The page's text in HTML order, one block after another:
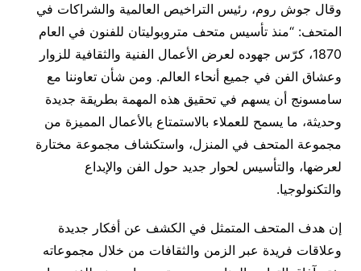
وقال جوش روم، رئيس التراخيص العالمية والشراكات في
المتحف: “منذ تأسيس متحف متروبوليتان للفنون في العام
1870، كرّس جهوده لعرض الأعمال الفنية والثقافية للزوار
وعشاق الفن في جميع أنحاء العالم. ومن شأن تعاوننا مع
سامسونج أن يسهم في تحقيق هذه المهمة بطريقة جديدة
وحديثة، ما يسمح للعملاء بالاستمتاع بالأعمال المميزة من
مجموعة المتحف في المنزل، واستكشاف مجموعة مختارة
لعرضها، والتأسيس لحوار جديد حول الفن والإبداع
والتكنولوجيا.
إن هدف المتحف المتمثل في الكشف عن أفكار جديدة
وعلاقات فريدة عبر الزمن والثقافات من خلال مجموعاته